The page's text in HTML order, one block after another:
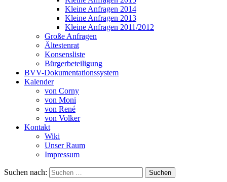
Kleine Anfragen 2014
Kleine Anfragen 2013
Kleine Anfragen 2011/2012
Große Anfragen
Ältestenrat
Konsensliste
Bürgerbeteiligung
BVV-Dokumentationssystem
Kalender
von Corny
von Moni
von René
von Volker
Kontakt
Wiki
Unser Raum
Impressum
Suchen nach: